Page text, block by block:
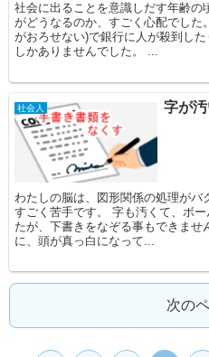
社会に出ることを意識しだす年齢の
がどうなるのか、すごく心配でし
がおろせない)で銀行に人が殺到し
しかありませんでした。 ...
社会人 字が
わたしの脳は、図形関係の処理が
すごく苦手です。 字も汚くて、ボ
たが、下書きをなぞる事もできま
に、頭が真っ白になって...
次の